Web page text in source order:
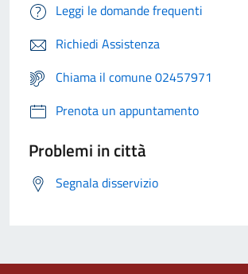
Leggi le domande frequenti
Richiedi Assistenza
Chiama il comune 02457971
Prenota un appuntamento
Problemi in città
Segnala disservizio